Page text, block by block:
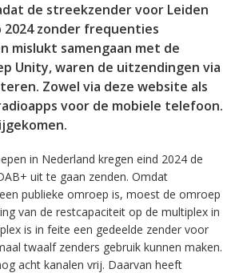
de streekzender voor Leiden
2024 zonder frequenties
mislukt samengaan met de
Unity, waren de uitzendingen via
Zowel via deze website als
voor de mobiele telefoon.
in Nederland kregen eind 2024 de
uit te gaan zenden. Omdat
publieke omroep is, moest de omroep
van de restcapaciteit op de multiplex in
is in feite een gedeelde zender voor
twaalf zenders gebruik kunnen maken.
acht kanalen vrij. Daarvan heeft